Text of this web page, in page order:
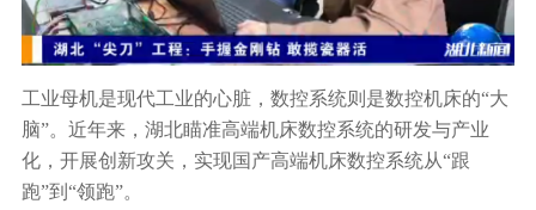
工业母机是现代工业的心脏，数控系统则是数控机床的“大
脑”。近年来，湖北瞄准高端机床数控系统的研发与产业
化，开展创新攻关，实现国产高端机床数控系统从“跟
跑”到“领跑”。